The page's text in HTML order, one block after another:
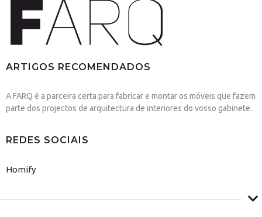
ARTIGOS RECOMENDADOS
A FARQ é a parceira certa para fabricar e montar os móveis que fazem
parte dos projectos de arquitectura de interiores do vosso gabinete.
REDES SOCIAIS
Homify